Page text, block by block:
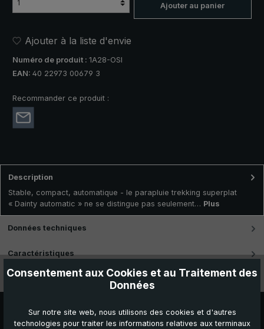
Ajouter au panier
Ajouter à la liste d'envie
Numéro de produit : 1A28-OSI
EAN: 40 22973 00679 3
Recommander ce produit :
Description
Stable, compact, automatique - le parapluie trekking superplat
« Dainty automatic » ne se distingue pas seulement… Plus
Données techniques
Caractéristiques
Vidéos
Consentement aux Cookies et au Traitement des
Données
Sur notre site web, nous utilisons des cookies et d'autres
technologies pour traiter les informations relatives aux terminaux